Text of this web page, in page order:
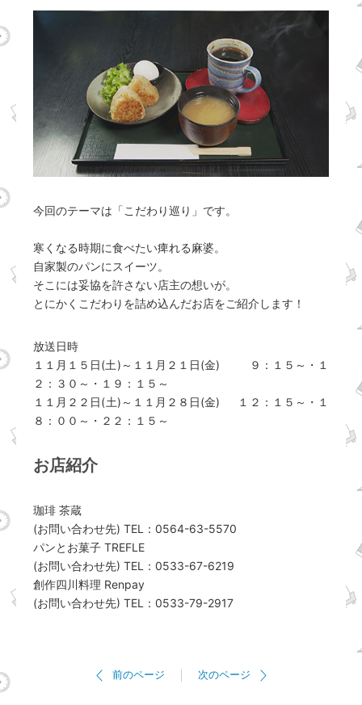
今回のテーマは「こだわり巡り」です。
寒くなる時期に食べたい痺れる麻婆。
自家製のパンにスイーツ。
そこには妥協を許さない店主の想いが。
とにかくこだわりを詰め込んだお店をご紹介します！
放送日時
１１月１５日(土)～１１月２１日(金) ９：１５～・１
２：３０～・１９：１５～
１１月２２日(土)～１１月２８日(金) １２：１５～・１
８：００～・２２：１５～
お店紹介
珈琲 茶蔵
(お問い合わせ先) TEL：0564-63-5570
パンとお菓子 TREFLE
(お問い合わせ先) TEL：0533-67-6219
創作四川料理 Renpay
(お問い合わせ先) TEL：0533-79-2917
前のページ 次のページ